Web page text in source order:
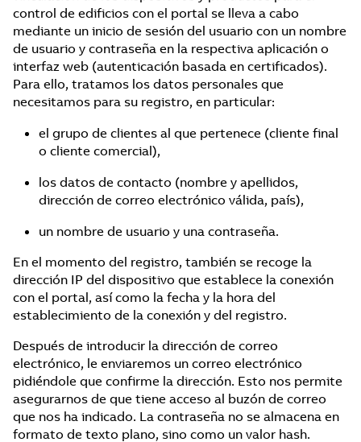
control de edificios con el portal se lleva a cabo
mediante un inicio de sesión del usuario con un nombre
de usuario y contraseña en la respectiva aplicación o
interfaz web (autenticación basada en certificados).
Para ello, tratamos los datos personales que
necesitamos para su registro, en particular:
el grupo de clientes al que pertenece (cliente final
o cliente comercial),
los datos de contacto (nombre y apellidos,
dirección de correo electrónico válida, país),
un nombre de usuario y una contraseña.
En el momento del registro, también se recoge la
dirección IP del dispositivo que establece la conexión
con el portal, así como la fecha y la hora del
establecimiento de la conexión y del registro.
Después de introducir la dirección de correo
electrónico, le enviaremos un correo electrónico
pidiéndole que confirme la dirección. Esto nos permite
asegurarnos de que tiene acceso al buzón de correo
que nos ha indicado. La contraseña no se almacena en
formato de texto plano, sino como un valor hash.